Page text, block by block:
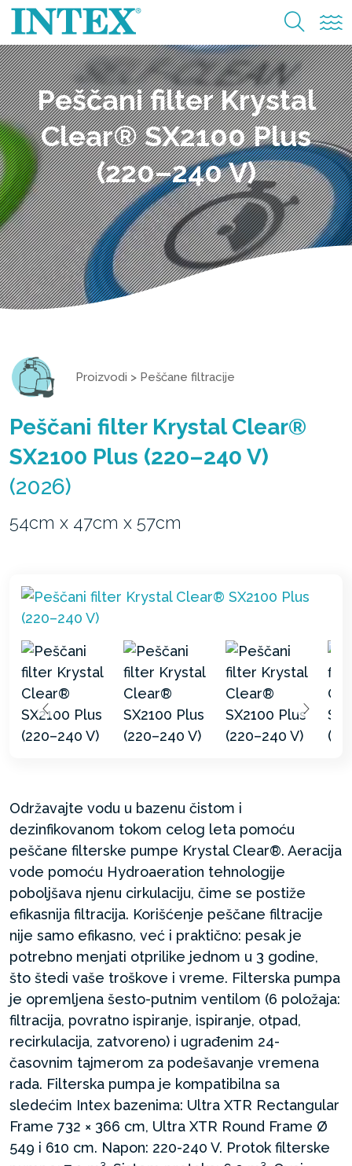
Peščani filter Krystal
Clear® SX2100 Plus
(220–240 V)
Proizvodi > Peščane filtracije
Peščani filter Krystal Clear®
SX2100 Plus (220–240 V)
(2026)
54cm x 47cm x 57cm
Održavajte vodu u bazenu čistom i
dezinfikovanom tokom celog leta pomoću
peščane filterske pumpe Krystal Clear®. Aeracija
vode pomoću Hydroaeration tehnologije
poboljšava njenu cirkulaciju, čime se postiže
efikasnija filtracija. Korišćenje peščane filtracije
nije samo efikasno, već i praktično: pesak je
potrebno menjati otprilike jednom u 3 godine,
što štedi vaše troškove i vreme. Filterska pumpa
je opremljena šesto-putnim ventilom (6 položaja:
filtracija, povratno ispiranje, ispiranje, otpad,
recirkulacija, zatvoreno) i ugrađenim 24-
časovnim tajmerom za podešavanje vremena
rada. Filterska pumpa je kompatibilna sa
sledećim Intex bazenima: Ultra XTR Rectangular
Frame 732 × 366 cm, Ultra XTR Round Frame Ø
549 i 610 cm. Napon: 220-240 V. Protok filterske